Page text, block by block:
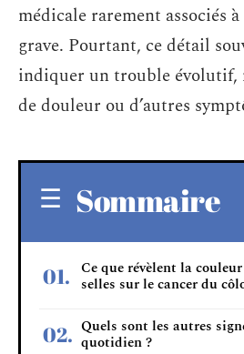
médicale rarement associés
grave. Pourtant, ce détail
indiquer un trouble évolutif,
de douleur ou d’autres
Sommaire
Ce que révèlent la couleur
selles sur le cancer du
Quels sont les autres
quotidien ?